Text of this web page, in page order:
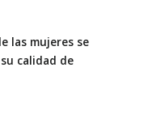
las mujeres se
calidad de